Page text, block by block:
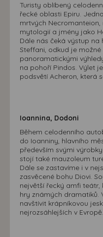
Turisty oblíbený
řecké oblasti Epiru.
mrtvých
mytologií a jmény jako
Dále nás čeká výstup
Steffani, odkud je
panoramatickými
na pohoří Pindos. Výlet
podsvětí Acheron, která
Ioannina, Dodoni
Během celodenního
do Ioanniny, hlavního
především svými
stojí také mauzoleum
Dále se zastavíme i v
zasvěcené bohu Diovi.
největší řecký amfi
hry známých dramatiků.
navštívit krápníkovou
nejrozsáhlejších v Evropě.